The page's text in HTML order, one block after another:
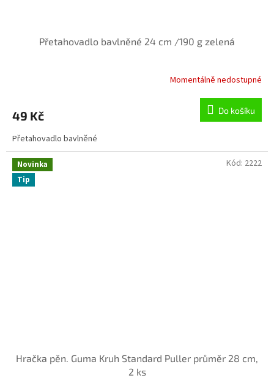
Přetahovadlo bavlněné 24 cm /190 g zelená
Momentálně nedostupné
49 Kč Do košíku
Přetahovadlo bavlněné
Novinka
Tip
Hračka pěn. Guma Kruh Standard Puller průměr 28 cm,
2 ks
Kód: 2222